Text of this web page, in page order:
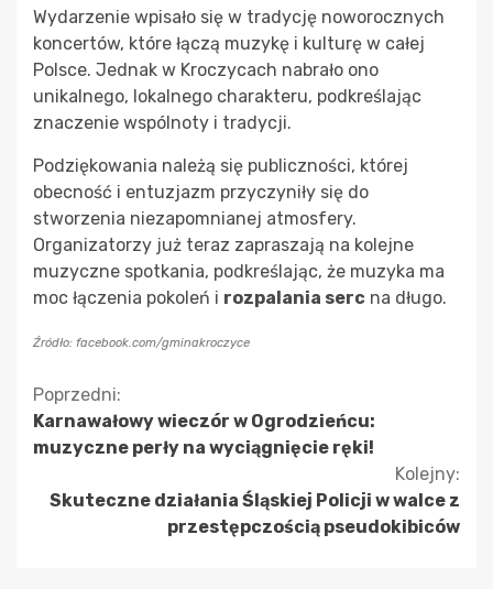
Wydarzenie wpisało się w tradycję noworocznych
koncertów, które łączą muzykę i kulturę w całej
Polsce. Jednak w Kroczycach nabrało ono
unikalnego, lokalnego charakteru, podkreślając
znaczenie wspólnoty i tradycji.
Podziękowania należą się publiczności, której
obecność i entuzjazm przyczyniły się do
stworzenia niezapomnianej atmosfery.
Organizatorzy już teraz zapraszają na kolejne
muzyczne spotkania, podkreślając, że muzyka ma
moc łączenia pokoleń i rozpalania serc na długo.
Źródło: facebook.com/gminakroczyce
Kontynuuj
czytanie
Poprzedni:
Karnawałowy wieczór w Ogrodzieńcu:
muzyczne perły na wyciągnięcie ręki!
Kolejny:
Skuteczne działania Śląskiej Policji w walce z
przestępczością pseudokibiców